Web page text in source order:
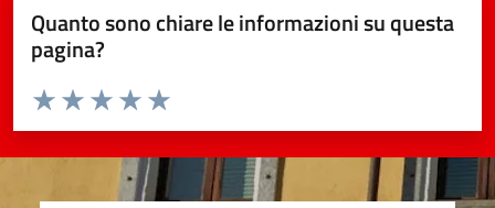
Quanto sono chiare le informazioni su questa
pagina?
Valuta da 1 a 5 stelle la pagina
Valuta 5 stelle su 5
Valuta 4 stelle su 5
Valuta 3 stelle su 5
Valuta 2 stelle su 5
Valuta 1 stelle su 5